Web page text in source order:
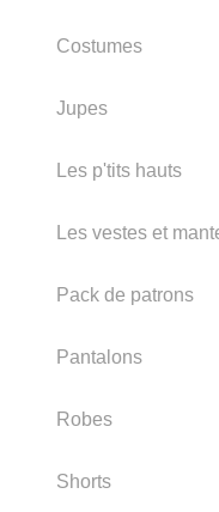
Costumes
Jupes
Les p'tits hauts
Les vestes et
Pack de patrons
Pantalons
Robes
Shorts